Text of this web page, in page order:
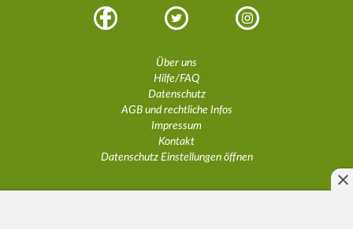
Facebook Twitter Instagram
Über uns
Hilfe/FAQ
Datenschutz
AGB und rechtliche Infos
Impressum
Kontakt
Datenschutz Einstellungen öffnen